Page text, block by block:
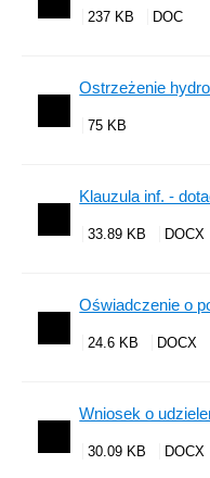
237 KB
Ostrzeżenie
75 KB
Klauzula inf. -
33.89 KB
Oświadczenie o
24.6 KB
Wniosek o
30.09 KB